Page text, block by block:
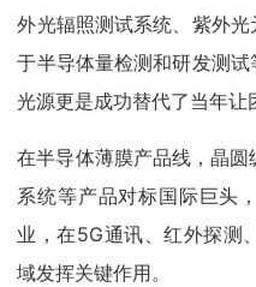
外光辐照测试系统、紫外
于半导体量检测和研发测
光源更是成功替代了当年让
在半导体薄膜产品线，晶
系统等产品对标国际巨头
业，在5G通讯、红外探测
域发挥关键作用。